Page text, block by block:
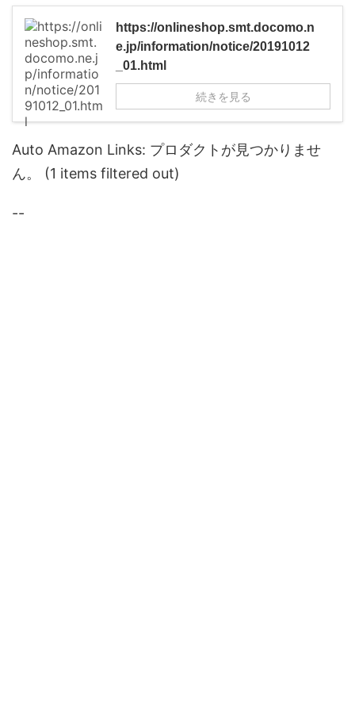
https://onlineshop.smt.docomo.n
e.jp/information/notice/20191012
_01.html
続きを見る
Auto Amazon Links: プロダクトが見つかりませ
ん。 (1 items filtered out)
--